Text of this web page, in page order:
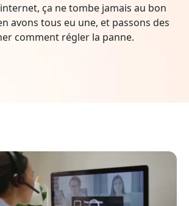
ça ne tombe jamais au bon
avons tous eu une, et passons des
comment régler la panne.